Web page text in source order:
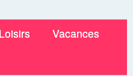
Loisirs
Vacances